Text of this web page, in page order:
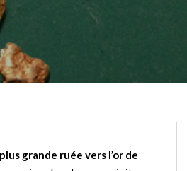
grande ruée vers l’or de